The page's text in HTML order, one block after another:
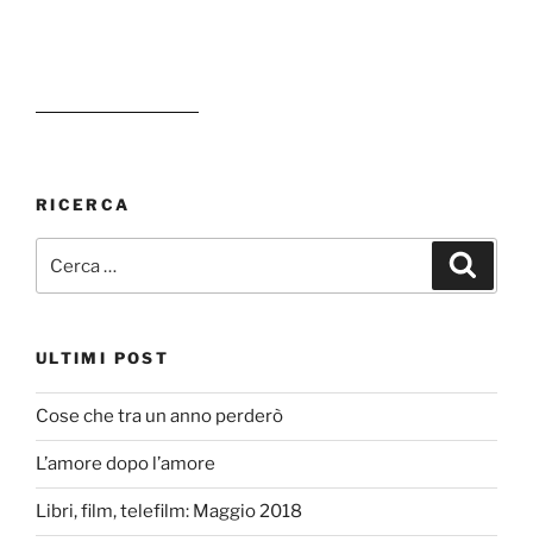
RICERCA
ULTIMI POST
Cose che tra un anno perderò
L’amore dopo l’amore
Libri, film, telefilm: Maggio 2018